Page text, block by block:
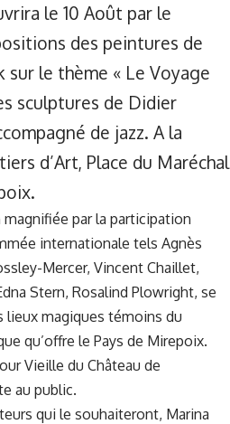
le 10 Août par le
des peintures de
sur le thème « Le Voyage
sculptures de Didier
de jazz. A la
d’Art, Place du Maréchal
par la participation
internationale tels Agnès
Mercer, Vincent Chaillet,
Stern, Rosalind Plowright, se
lieux magiques témoins du
qu’offre le Pays de Mirepoix.
Vieille du Château de
au public.
qui le souhaiteront, Marina